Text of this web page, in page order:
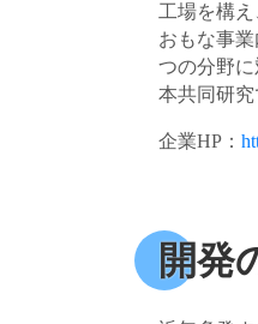
工場を構
おもな事
つの分野
本共同研
企業HP：
開発